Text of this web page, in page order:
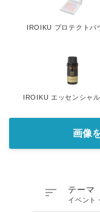
IROIKU プロテクトパ
IROIKU エッセンシャ
画像
 テーマ
イベント